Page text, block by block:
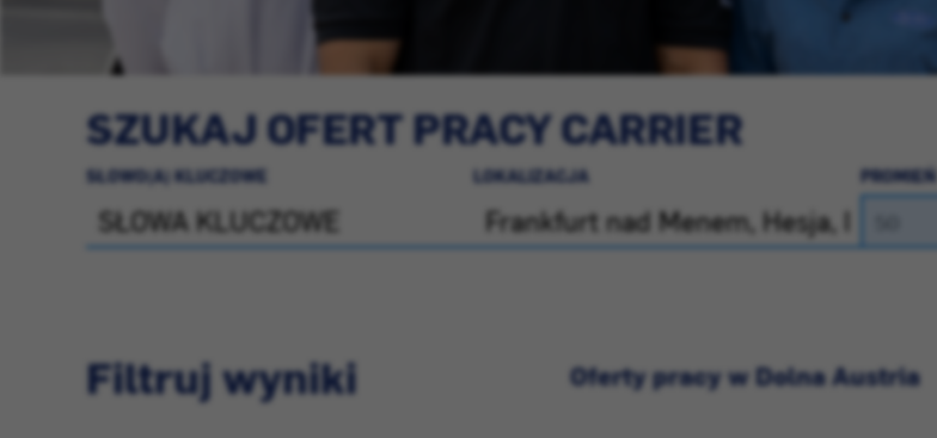
SZUKAJ OFERT PRACY CARRIER
SŁOWO(A) KLUCZOWE LOKALIZACJA PROMIEŃ
Filtruj wyniki Oferty pracy w Dolna Austria